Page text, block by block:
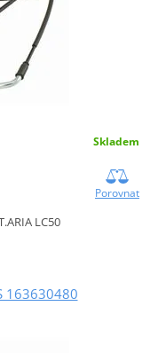
Skladem
Porovnat
LC50
163630480